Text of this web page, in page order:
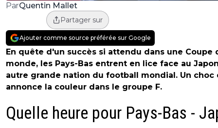
ParQuentin Mallet
Partager sur
Ajouter comme source préférée sur Google
En quête d'un succès si attendu dans une Coupe
monde, les Pays-Bas entrent en lice face au
autre grande nation du football mondial. Un choc
annonce la couleur dans le groupe F.
Quelle heure pour Pays-Bas -